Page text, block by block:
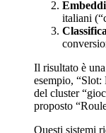
italiani
Il risultato è
esempio, “Slot:
del cluster
proposto
Questi sistemi